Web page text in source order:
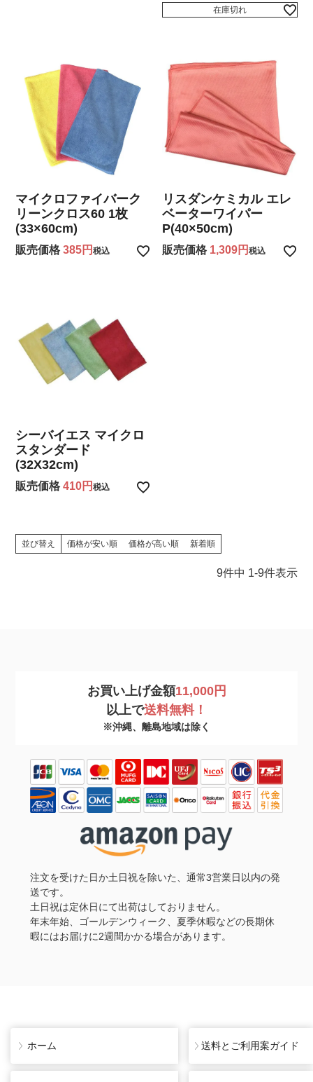
在庫切れ
マイクロファイバーク
リーンクロス60 1枚
(33×60cm)
販売価格 385 税込
リスダンケミカル エレ
ベーターワイパー
P(40×50cm)
販売価格 1,309 税込
シーバイエス マイクロ
スタンダード
(32X32cm)
販売価格 410 税込
並び替え 価格が安い順 価格が高い順 新着順
9件中 1-9件表示
お買い上げ金額11,000円
以上で送料無料！
※沖縄、離島地域は除く
注文を受けた日か土日祝を除いた、通常3営業日以内の発
送です。
土日祝は定休日にて出荷はしておりません。
年末年始、ゴールデンウィーク、夏季休暇などの長期休
暇にはお届けに2週間かかる場合があります。
ホーム 送料とご利用案ガイド